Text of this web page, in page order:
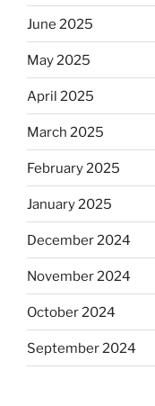
June 2025
May 2025
April 2025
March 2025
February 2025
January 2025
December 2024
November 2024
October 2024
September 2024